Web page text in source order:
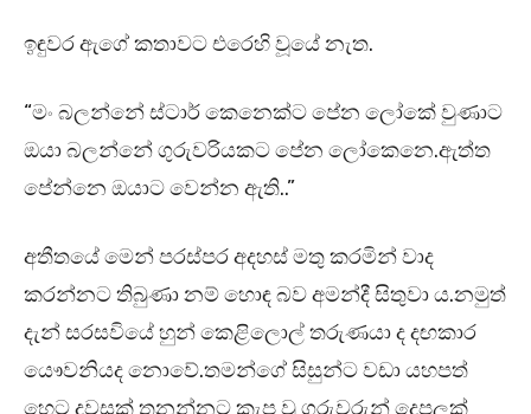
ඉඳුවර ඇගේ කතාවට එරෙහි වූයේ නැත.
“මං බලන්නේ ස්ටාර් කෙනෙක්ට පේන ලෝකේ වුණාට
ඔයා බලන්නේ ගුරුවරියකට පේන ලෝකෙනෙ.ඇත්ත
පේන්නෙ ඔයාට වෙන්න ඇති..”
අතීතයේ මෙන් පරස්පර අදහස් මතු කරමින් වාද
කරන්නට තිබුණා නම් හොඳ බව අමන්දී සිතුවා ය.නමුත්
දැන් සරසවියේ හුන් කෙළිලොල් තරුණයා ද දඟකාර
යෞවනියද නොවේ.තමන්ගේ සිසුන්ට වඩා යහපත්
හෙට දවසක් තනන්නට කැප වූ ගුරුවරුන් දෙපලක්